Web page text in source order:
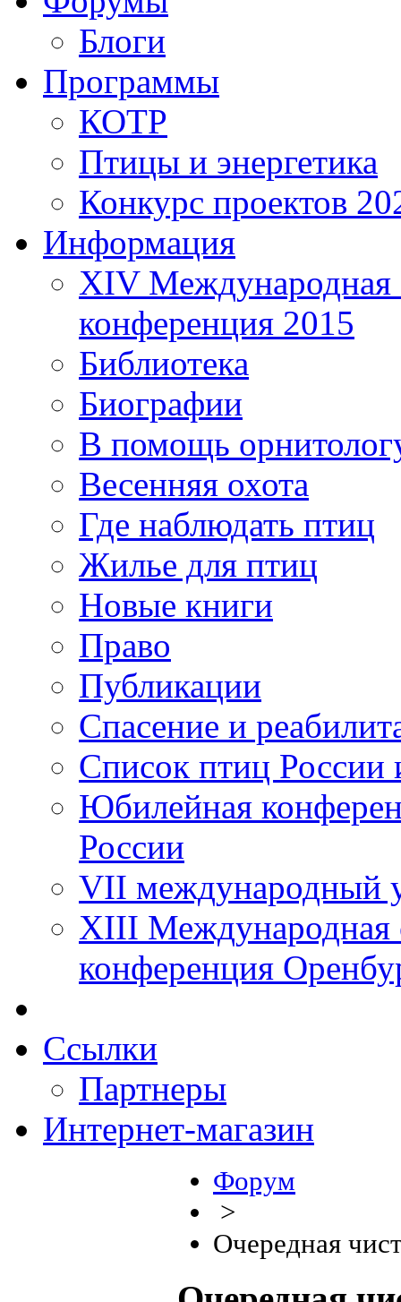
Блоги
Программы
КОТР
Птицы и энергетика
Конкурс проектов
Информация
XIV Международная
конференция 2015
Библиотека
Биографии
В помощь
Весенняя охота
Где наблюдать птиц
Жилье для птиц
Новые книги
Право
Публикации
Спасение и
Список птиц России
Юбилейная
России
VII международный
XIII Международная
конференция
Ссылки
Партнеры
Интернет-магазин
Форум
>
Очередная